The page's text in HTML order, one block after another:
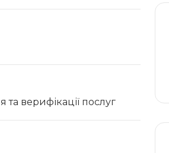
та верифікації послуг